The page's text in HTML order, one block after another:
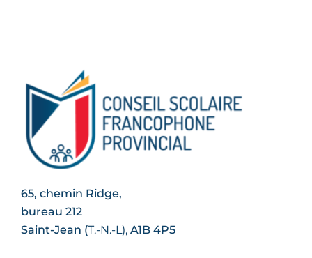
65, chemin Ridge,
bureau 212
Saint-Jean (T.-N.-L), A1B 4P5